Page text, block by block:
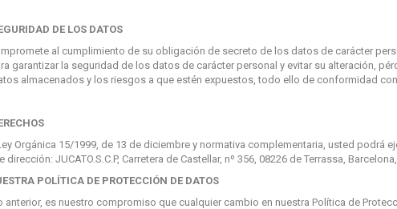
DE LOS DATOS
al cumplimiento de su obligación de secreto de los datos de carácter
garantizar la seguridad de los datos de carácter personal y evitar su alteración,
almacenados y los riesgos a que estén expuestos, todo ello de conformidad
Orgánica 15/1999, de 13 de diciembre y normativa complementaria, usted
dirección: JUCATO.S.C.P, Carretera de Castellar, nº 356, 08226 de Terrassa,
POLÍTICA DE PROTECCIÓN DE DATOS
es nuestro compromiso que cualquier cambio en nuestra Política de